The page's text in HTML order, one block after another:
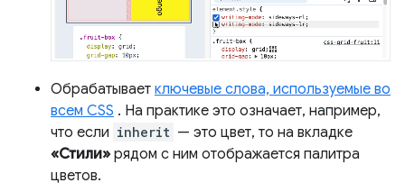
Обрабатывает ключевые слова, используемые во
всем CSS . На практике это означает, например,
что если inherit — это цвет, то на вкладке
«Стили» рядом с ним отображается палитра
цветов.